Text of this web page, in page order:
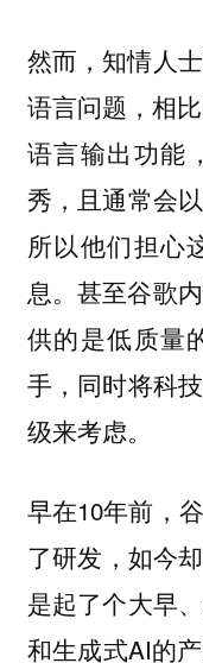
然而，知情人
语言问题，相
语言输出功能
秀，且通常会
所以他们担心
息。甚至谷歌
供的是低质量
手，同时将科
级来考虑。
早在10年前，
了研发，如今
是起了个大早
和生成式AI的